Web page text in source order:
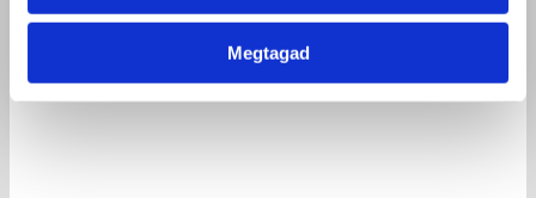
Megtagad